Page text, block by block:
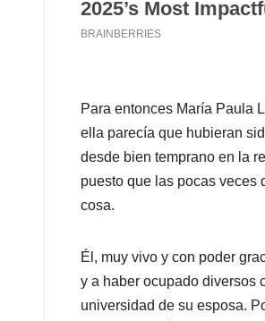
Para entonces María Paula
ella parecía que hubieran
desde bien temprano en la
puesto que las pocas veces
cosa.
Él, muy vivo y con poder
y a haber ocupado diversos
universidad de su esposa.